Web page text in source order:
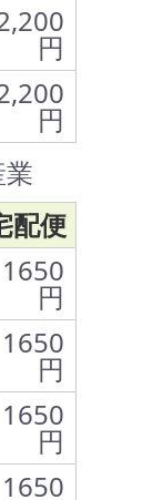
円
円
配便
1650
円
1650
円
1650
円
1650